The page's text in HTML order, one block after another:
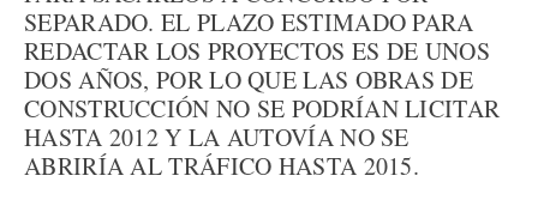
SEPARADO. EL PLAZO ESTIMADO PARA
REDACTAR LOS PROYECTOS ES DE UNOS
DOS AÑOS, POR LO QUE LAS OBRAS DE
CONSTRUCCIÓN NO SE PODRÍAN LICITAR
HASTA 2012 Y LA AUTOVÍA NO SE
ABRIRÍA AL TRÁFICO HASTA 2015.